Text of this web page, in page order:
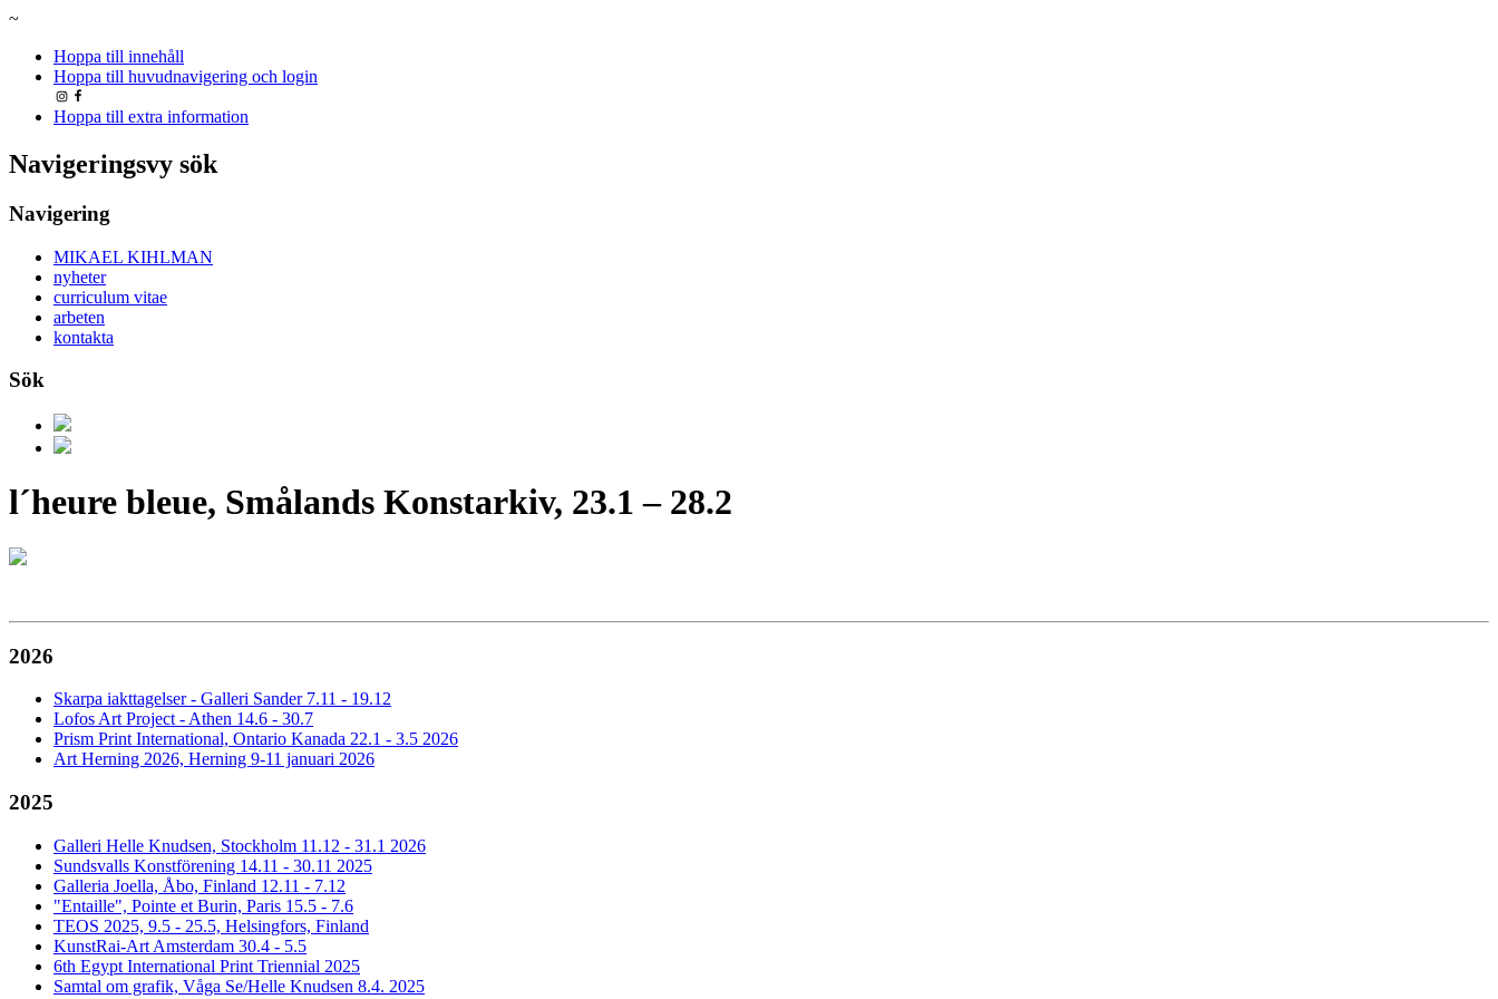
~
Hoppa till innehåll
Hoppa till huvudnavigering och login
Hoppa till extra information
Navigeringsvy sök
Navigering
MIKAEL KIHLMAN
nyheter
curriculum vitae
arbeten
kontakta
Sök
l´heure bleue, Smålands Konstarkiv, 23.1 – 28.2
2026
Skarpa iakttagelser - Galleri Sander 7.11 - 19.12
Lofos Art Project - Athen 14.6 - 30.7
Prism Print International, Ontario Kanada 22.1 - 3.5 2026
Art Herning 2026, Herning 9-11 januari 2026
2025
Galleri Helle Knudsen, Stockholm 11.12 - 31.1 2026
Sundsvalls Konstförening 14.11 - 30.11 2025
Galleria Joella, Åbo, Finland 12.11 - 7.12
"Entaille", Pointe et Burin, Paris 15.5 - 7.6
TEOS 2025, 9.5 - 25.5, Helsingfors, Finland
KunstRai-Art Amsterdam 30.4 - 5.5
6th Egypt International Print Triennial 2025
Samtal om grafik, Våga Se/Helle Knudsen 8.4. 2025